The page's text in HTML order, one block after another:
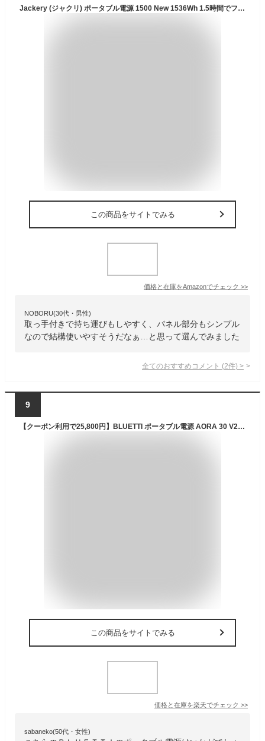
Jackery (ジャクリ) ポータブル電源 1500 New 1536Wh 1.5時間でフル充電 リン酸鉄 10年長寿命 定格出力2000W 瞬間最大4000W 防災 家庭用 アウトドア用 車中泊 UPS機能 アプリ遠隔操作 純正弦波 AC100V 50Hz/60Hz対応
この商品をサイトでみる
価格と在庫をAmazonでチェック >>
NOBORU(30代・男性)
取っ手付きで持ち運びもしやすく、パネル部分もシンプル
なので結構使いやすそうだなぁ…と思って選んでみました
全てのおすすめコメント (2件) >
9
【クーポン利用で25,800円】BLUETTI ポータブル電源 AORA 30 V2 288Wh リン酸鉄リチウム 10年長寿命 定格出力600W 1500Wリフト機能 0.01秒UPS 急速充電 アプリ遠隔操作 耐熱防火設計 防災グッズ 停電 台風 キャンプ 車中泊 非常用電源（グレー）
この商品をサイトでみる
価格と在庫を楽天でチェック >>
sabaneko(50代・女性)